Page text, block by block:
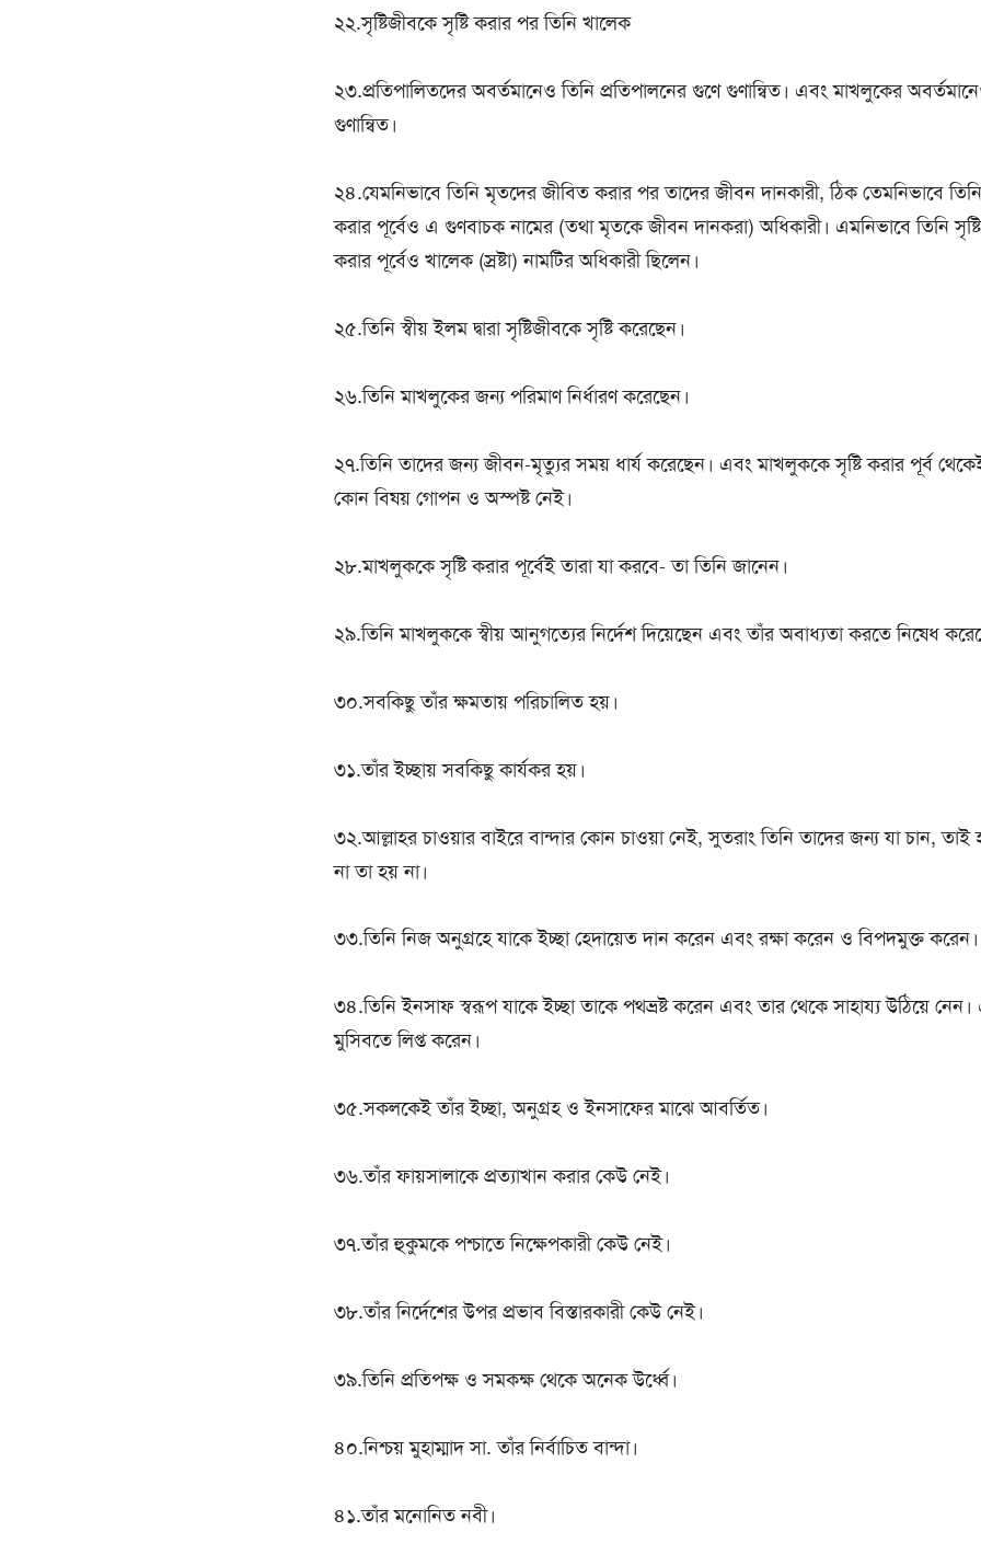
২২.সৃষ্টিজীবকে সৃষ্টি করার পর তিনি খালেক
২৩.প্রতিপালিতদের অবর্তমানেও তিনি প্রতিপালনের গুণে গুণান্বিত। এবং মাখলুকের
গুণান্বিত।
২৪.যেমনিভাবে তিনি মৃতদের জীবিত করার পর তাদের জীবন দানকারী, ঠিক তেমনিভাবে
করার পূর্বেও এ গুণবাচক নামের (তথা মৃতকে জীবন দানকরা) অধিকারী। এমনিভাবে তিনি
করার পূর্বেও খালেক (স্রষ্টা) নামটির অধিকারী ছিলেন।
২৫.তিনি স্বীয় ইলম দ্বারা সৃষ্টিজীবকে সৃষ্টি করেছেন।
২৬.তিনি মাখলুকের জন্য পরিমাণ নির্ধারণ করেছেন।
২৭.তিনি তাদের জন্য জীবন-মৃত্যুর সময় ধার্য করেছেন। এবং মাখলুককে সৃষ্টি করার পূর্ব
কোন বিষয় গোপন ও অস্পষ্ট নেই।
২৮.মাখলুককে সৃষ্টি করার পূর্বেই তারা যা করবে- তা তিনি জানেন।
২৯.তিনি মাখলুককে স্বীয় আনুগত্যের নির্দেশ দিয়েছেন এবং তাঁর অবাধ্যতা করতে নিষেধ
৩০.সবকিছু তাঁর ক্ষমতায় পরিচালিত হয়।
৩১.তাঁর ইচ্ছায় সবকিছু কার্যকর হয়।
৩২.আল্লাহর চাওয়ার বাইরে বান্দার কোন চাওয়া নেই, সুতরাং তিনি তাদের জন্য যা চান,
না তা হয় না।
৩৩.তিনি নিজ অনুগ্রহে যাকে ইচ্ছা হেদায়েত দান করেন এবং রক্ষা করেন ও বিপদমুক্ত করেন।
৩৪.তিনি ইনসাফ স্বরূপ যাকে ইচ্ছা তাকে পথভ্রষ্ট করেন এবং তার থেকে সাহায্য উঠিয়ে
মুসিবতে লিপ্ত করেন।
৩৫.সকলকেই তাঁর ইচ্ছা, অনুগ্রহ ও ইনসাফের মাঝে আবর্তিত।
৩৬.তাঁর ফায়সালাকে প্রত্যাখান করার কেউ নেই।
৩৭.তাঁর হুকুমকে পশ্চাতে নিক্ষেপকারী কেউ নেই।
৩৮.তাঁর নির্দেশের উপর প্রভাব বিস্তারকারী কেউ নেই।
৩৯.তিনি প্রতিপক্ষ ও সমকক্ষ থেকে অনেক উর্ধ্বে।
৪০.নিশ্চয় মুহাম্মাদ সা. তাঁর নির্বাচিত বান্দা।
৪১.তাঁর মনোনিত নবী।